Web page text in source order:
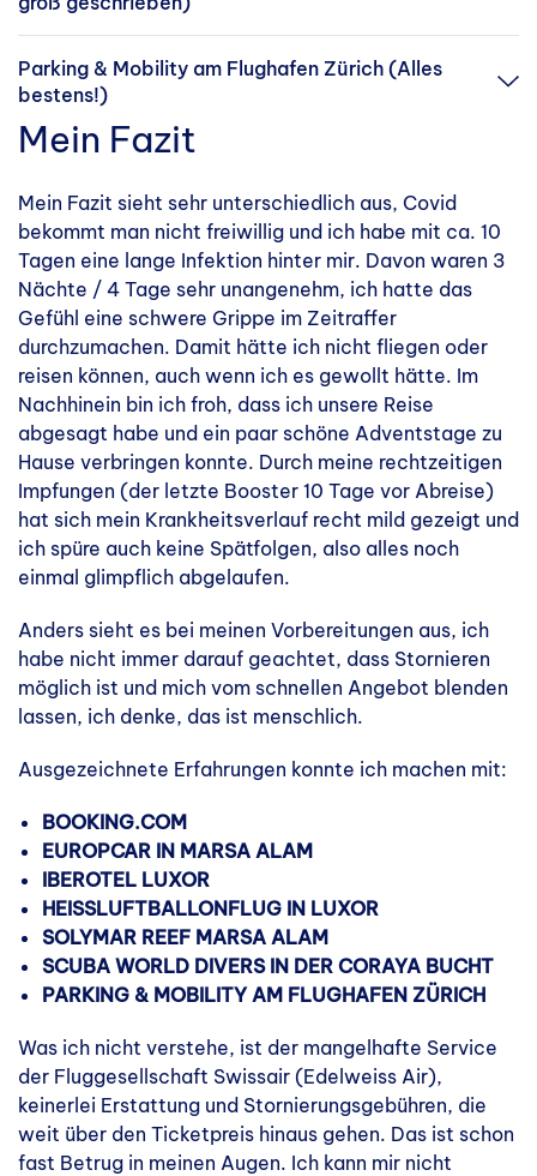
Parking & Mobility am Flughafen Zürich (Alles
bestens!)
Mein Fazit
Mein Fazit sieht sehr unterschiedlich aus, Covid
bekommt man nicht freiwillig und ich habe mit ca. 10
Tagen eine lange Infektion hinter mir. Davon waren 3
Nächte / 4 Tage sehr unangenehm, ich hatte das
Gefühl eine schwere Grippe im Zeitraffer
durchzumachen. Damit hätte ich nicht fliegen oder
reisen können, auch wenn ich es gewollt hätte. Im
Nachhinein bin ich froh, dass ich unsere Reise
abgesagt habe und ein paar schöne Adventstage zu
Hause verbringen konnte. Durch meine rechtzeitigen
Impfungen (der letzte Booster 10 Tage vor Abreise)
hat sich mein Krankheitsverlauf recht mild gezeigt und
ich spüre auch keine Spätfolgen, also alles noch
einmal glimpflich abgelaufen.
Anders sieht es bei meinen Vorbereitungen aus, ich
habe nicht immer darauf geachtet, dass Stornieren
möglich ist und mich vom schnellen Angebot blenden
lassen, ich denke, das ist menschlich.
Ausgezeichnete Erfahrungen konnte ich machen mit:
BOOKING.COM
EUROPCAR IN MARSA ALAM
IBEROTEL LUXOR
HEISSLUFTBALLONFLUG IN LUXOR
SOLYMAR REEF MARSA ALAM
SCUBA WORLD DIVERS IN DER CORAYA BUCHT
PARKING & MOBILITY AM FLUGHAFEN ZÜRICH
Was ich nicht verstehe, ist der mangelhafte Service
der Fluggesellschaft Swissair (Edelweiss Air),
keinerlei Erstattung und Stornierungsgebühren, die
weit über den Ticketpreis hinaus gehen. Das ist schon
fast Betrug in meinen Augen. Ich kann mir nicht